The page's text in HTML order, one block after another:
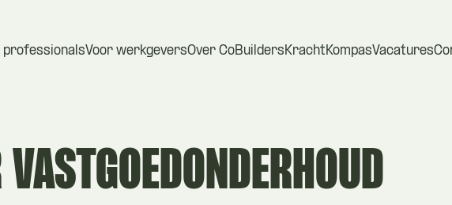
professionalsVoor werkgeversOver CoBuildersKrachtKompasVacatures